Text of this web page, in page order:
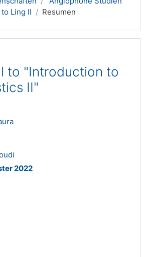
Ling II
Resumen
to "Introduction to
II"
2022